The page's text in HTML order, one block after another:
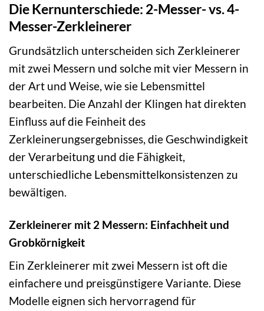
Die Kernunterschiede: 2-Messer- vs. 4-
Messer-Zerkleinerer
Grundsätzlich unterscheiden sich Zerkleinerer
mit zwei Messern und solche mit vier Messern in
der Art und Weise, wie sie Lebensmittel
bearbeiten. Die Anzahl der Klingen hat direkten
Einfluss auf die Feinheit des
Zerkleinerungsergebnisses, die Geschwindigkeit
der Verarbeitung und die Fähigkeit,
unterschiedliche Lebensmittelkonsistenzen zu
bewältigen.
Zerkleinerer mit 2 Messern: Einfachheit und
Grobkörnigkeit
Ein Zerkleinerer mit zwei Messern ist oft die
einfachere und preisgünstigere Variante. Diese
Modelle eignen sich hervorragend für